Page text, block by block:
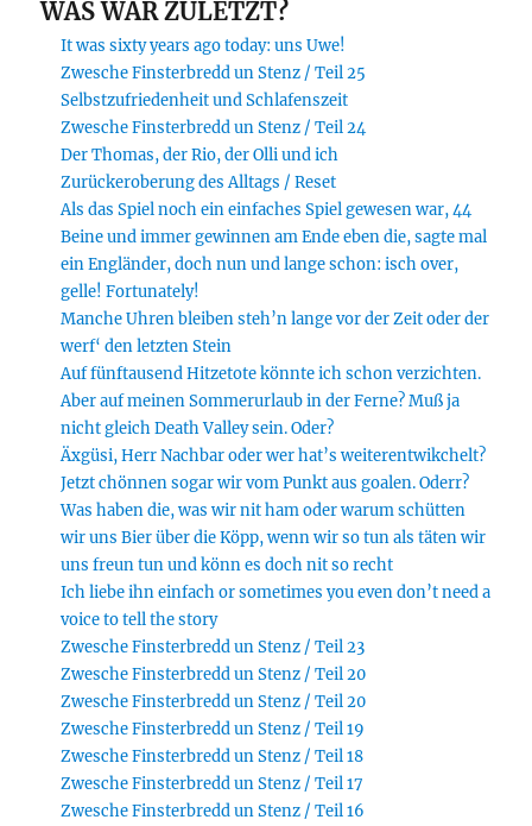
WAS WAR ZULETZT?
It was sixty years ago today: uns Uwe!
Zwesche Finsterbredd un Stenz / Teil 25
Selbstzufriedenheit und Schlafenszeit
Zwesche Finsterbredd un Stenz / Teil 24
Der Thomas, der Rio, der Olli und ich
Zurückeroberung des Alltags / Reset
Als das Spiel noch ein einfaches Spiel gewesen war, 44
Beine und immer gewinnen am Ende eben die, sagte mal
ein Engländer, doch nun und lange schon: isch over,
gelle! Fortunately!
Manche Uhren bleiben steh’n lange vor der Zeit oder der
werf‘ den letzten Stein
Auf fünftausend Hitzetote könnte ich schon verzichten.
Aber auf meinen Sommerurlaub in der Ferne? Muß ja
nicht gleich Death Valley sein. Oder?
Äxgüsi, Herr Nachbar oder wer hat’s weiterentwikchelt?
Jetzt chönnen sogar wir vom Punkt aus goalen. Oderr?
Was haben die, was wir nit ham oder warum schütten
wir uns Bier über die Köpp, wenn wir so tun als täten wir
uns freun tun und könn es doch nit so recht
Ich liebe ihn einfach or sometimes you even don’t need a
voice to tell the story
Zwesche Finsterbredd un Stenz / Teil 23
Zwesche Finsterbredd un Stenz / Teil 20
Zwesche Finsterbredd un Stenz / Teil 20
Zwesche Finsterbredd un Stenz / Teil 19
Zwesche Finsterbredd un Stenz / Teil 18
Zwesche Finsterbredd un Stenz / Teil 17
Zwesche Finsterbredd un Stenz / Teil 16